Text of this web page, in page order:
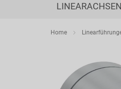
LINEARACHSEN
Home